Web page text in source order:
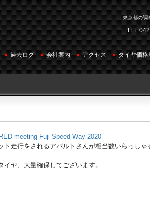
東京都の調
TEL.
過去ログ 会社案内 アクセス タイヤ価格
meeting Fuji Speed Way 2020
走行をされるアバルトさんが相当数いらっしゃ
ヤ、大量確保してございます。